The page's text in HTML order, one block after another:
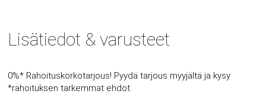
Lisätiedot & varusteet
0%* Rahoituskorkotarjous! Pyydä tarjous myyjältä ja kysy
*rahoituksen tarkemmat ehdot.